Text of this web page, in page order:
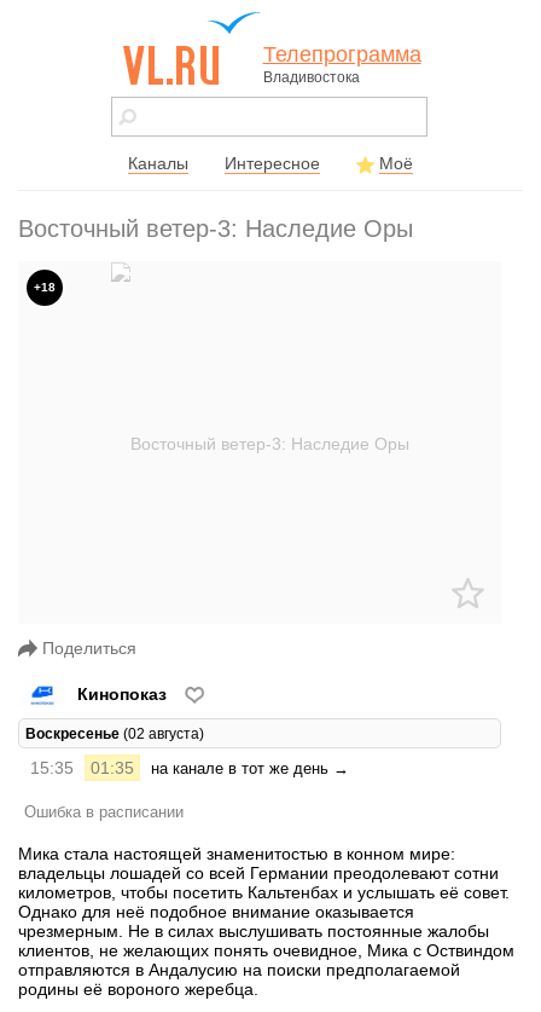
vl.ru - сайт
города
Телепрограмма
Владивостока
Каналы Интересное Моё
Восточный ветер-3: Наследие Оры
+18
Поделиться
Кинопоказ
Воскресенье (02 августа)
15:35 01:35 на канале в тот же день →
Ошибка в расписании
Мика стала настоящей знаменитостью в конном мире:
владельцы лошадей со всей Германии преодолевают сотни
километров, чтобы посетить Кальтенбах и услышать её совет.
Однако для неё подобное внимание оказывается
чрезмерным. Не в силах выслушивать постоянные жалобы
клиентов, не желающих понять очевидное, Мика с Оствиндом
отправляются в Андалусию на поиски предполагаемой
родины её вороного жеребца.